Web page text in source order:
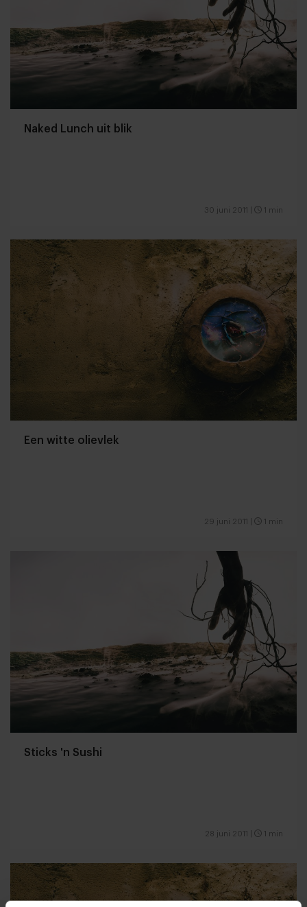
Naked Lunch uit blik
30 juni 2011 1 min
Een witte olievlek
29 juni 2011 1 min
Sticks 'n Sushi
28 juni 2011 1 min